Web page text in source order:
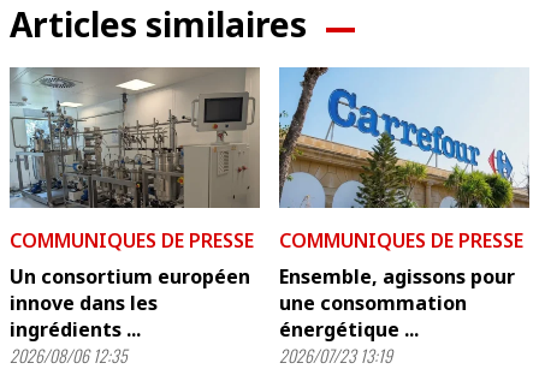
Articles similaires
COMMUNIQUES DE PRESSE
Un consortium européen
innove dans les
ingrédients ...
2026/08/06 12:35
COMMUNIQUES DE PRESSE
Ensemble, agissons pour
une consommation
énergétique ...
2026/07/23 13:19